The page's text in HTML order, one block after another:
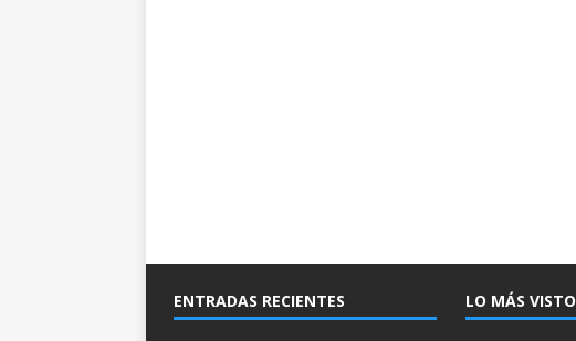
ENTRADAS RECIENTES LO MÁS VISTO